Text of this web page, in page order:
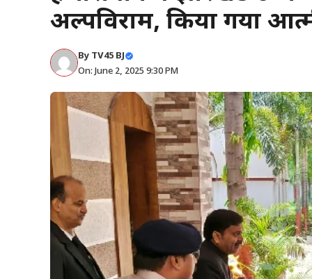
अल्पविराम, किया गया
By TV45 BJ
On: June 2, 2025 9:30 PM